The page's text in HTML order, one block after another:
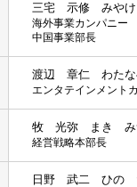
三宅 示修 みや
海外事業カンパニ
中国事業部長
渡辺 章仁 わた
エンタテインメント
牧 光弥 まき み
経営戦略本部長
日野 武二 ひの